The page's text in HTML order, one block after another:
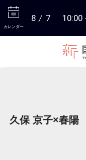
カレンダー
8 7 10:00
久保 京子×春陽